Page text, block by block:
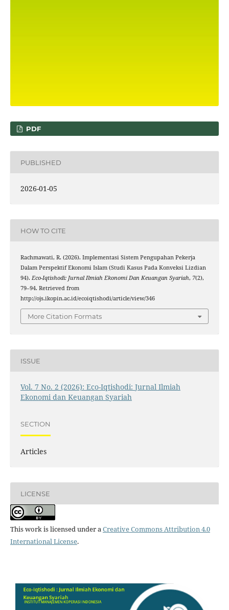
PDF
PUBLISHED
2026-01-05
HOW TO CITE
Rachmawati, R. (2026). Implementasi Sistem Pengupahan Pekerja
Dalam Perspektif Ekonomi Islam (Studi Kasus Pada Konveksi Lizdian
94). Eco-Iqtishodi: Jurnal Ilmiah Ekonomi Dan Keuangan Syariah, 7(2),
79–94. Retrieved from
http://ojs.ikopin.ac.id/ecoiqtishodi/article/view/346
More Citation Formats
ISSUE
Vol. 7 No. 2 (2026): Eco-Iqtishodi: Jurnal Ilmiah
Ekonomi dan Keuangan Syariah
SECTION
Articles
LICENSE
This work is licensed under aCreative Commons Attribution 4.0
International License.